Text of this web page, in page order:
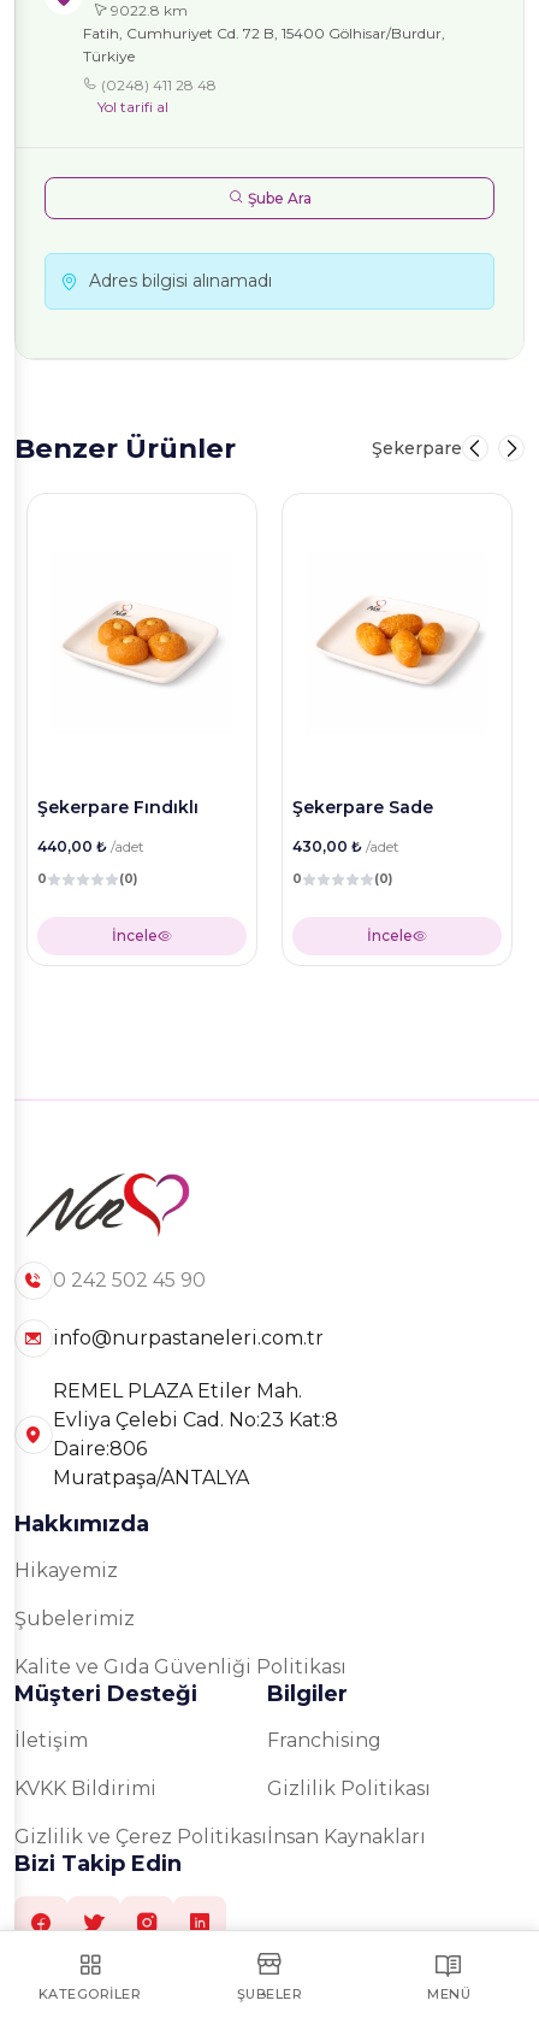
KATEGORILER ŞUBELER MENÜ
9022.8 km
Fatih, Cumhuriyet Cd. 72 B, 15400 Gölhisar/Burdur,
Türkiye
(0248) 411 28 48
Yol tarifi al
Şube Ara
Adres bilgisi alınamadı
Benzer Ürünler Şekerpare
Şekerpare Fındıklı
440,00 ₺ /adet
0 (0)
İncele
Şekerpare Sade
430,00 ₺ /adet
0 (0)
İncele
0 242 502 45 90
info@nurpastaneleri.com.tr
REMEL PLAZA Etiler Mah.
Evliya Çelebi Cad. No:23 Kat:8
Daire:806
Muratpaşa/ANTALYA
Hakkımızda
Hikayemiz
Şubelerimiz
Kalite ve Gıda Güvenliği Politikası
Müşteri Desteği
İletişim
KVKK Bildirimi
Gizlilik ve Çerez Politikası
Bilgiler
Franchising
Gizlilik Politikası
İnsan Kaynakları
Bizi Takip Edin